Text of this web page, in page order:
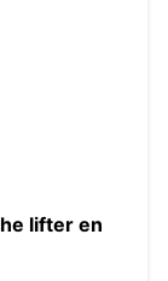
lifter en